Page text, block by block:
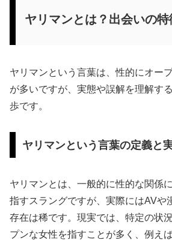
ヤリマンとは？出会いの
ヤリマンという言葉は、性的にオー
が多いですが、実態や誤解を理解す
歩です。
ヤリマンという言葉の定義と
ヤリマンとは、一般的に性的な関係
指すスラングですが、実際にはAVや
存在は稀です。現実では、特定の状
プンな女性を指すことが多く、例え